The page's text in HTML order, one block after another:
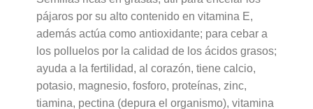
pájaros por su alto contenido en vitamina E,
además actúa como antioxidante; para cebar a
los polluelos por la calidad de los ácidos grasos;
ayuda a la fertilidad, al corazón, tiene calcio,
potasio, magnesio, fosforo, proteínas, zinc,
tiamina, pectina (depura el organismo), vitamina